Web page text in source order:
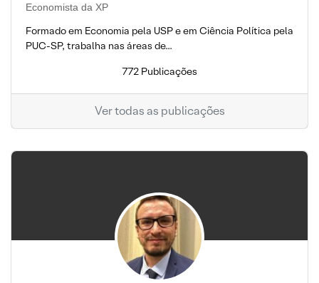
Economista da XP
Formado em Economia pela USP e em Ciência Política pela
PUC-SP, trabalha nas áreas de...
772 Publicações
Ver todas as publicações